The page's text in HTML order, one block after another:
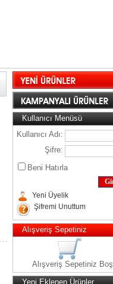
Kullanıcı Menüsü
Kullanıcı Adı:
Şifre:
Beni Hatırla
Yeni Üyelik
Şifremi Unuttum
Alışveriş Sepetiniz
Alışveriş Sepetiniz Boş
Yeni Eklenen Ürünler